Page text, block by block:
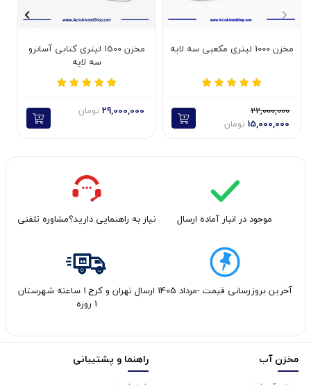
مخزن 1000 لیتری مکعبی سه لایه
22,000,000
15,000,000 تومان
مخزن 1500 لیتری کتابی آسانرو
سه لایه
29,000,000 تومان
موجود در انبار آماده ارسال نیاز به راهنمایی دارید؟مشاوره تلفنی
آخرین بروزرسانی قیمت -مرداد 1405
ارسال تهران و کرج 1 ساعته شهرستان
1 روزه
مخزن آب راهنما و پشتیبانی